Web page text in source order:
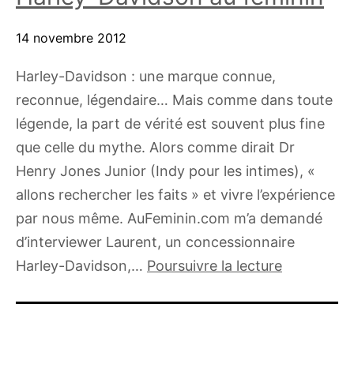
14 novembre 2012
Harley-Davidson : une marque connue,
reconnue, légendaire… Mais comme dans toute
légende, la part de vérité est souvent plus fine
que celle du mythe. Alors comme dirait Dr
Henry Jones Junior (Indy pour les intimes), «
allons rechercher les faits » et vivre l’expérience
par nous même. AuFeminin.com m’a demandé
d’interviewer Laurent, un concessionnaire
Harley-Davidson,… Poursuivre la lectureHarley-